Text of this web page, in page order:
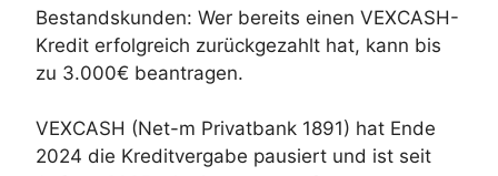
Bestandskunden: Wer bereits einen VEXCASH-
Kredit erfolgreich zurückgezahlt hat, kann bis
zu 3.000€ beantragen.
VEXCASH (Net-m Privatbank 1891) hat Ende
2024 die Kreditvergabe pausiert und ist seit